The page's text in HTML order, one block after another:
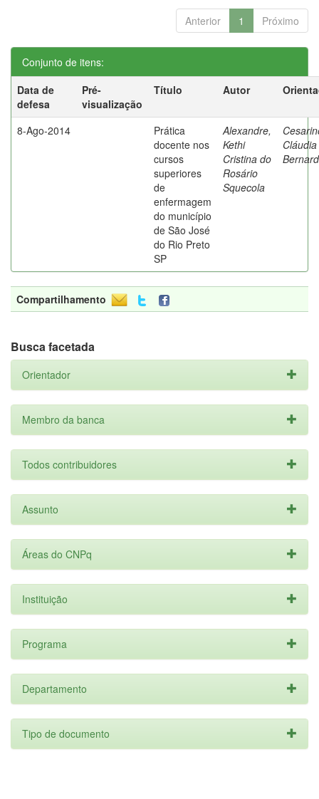
Anterior 1 Próximo
Conjunto de itens:
Data de
defesa
Pré-
visualização
Título Autor
8-Ago-2014
Prática
docente nos
cursos
superiores
de
enfermagem
do município
de São José
do Rio Preto
SP
Alexandre,
Kethi
Cristina do
Rosário
Squecola
Cláudia
Compartilhamento
Busca facetada
Orientador
Membro da banca
Todos contribuidores
Assunto
Áreas do CNPq
Instituição
Programa
Departamento
Tipo de documento